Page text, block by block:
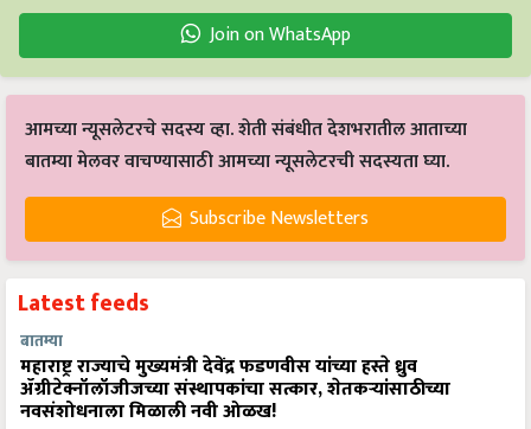
Join on WhatsApp
आमच्या न्यूसलेटरचे सदस्य व्हा. शेती संबंधीत देशभरातील आताच्या
बातम्या मेलवर वाचण्यासाठी आमच्या न्यूसलेटरची सदस्यता घ्या.
Subscribe Newsletters
Latest feeds
बातम्या
महाराष्ट्र राज्याचे मुख्यमंत्री देवेंद्र फडणवीस यांच्या हस्ते ध्रुव
ॲग्रीटेक्नॉलॉजीजच्या संस्थापकांचा सत्कार, शेतकऱ्यांसाठीच्या
नवसंशोधनाला मिळाली नवी ओळख!